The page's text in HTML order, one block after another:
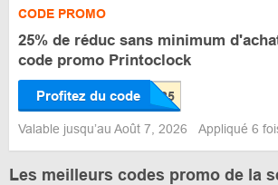
CODE PROMO
25% de réduc sans minimum
code promo Printoclock
Profitez du code
Valable jusqu’au Août 7, 2026 Appliqué 6
Les meilleurs codes promo de la